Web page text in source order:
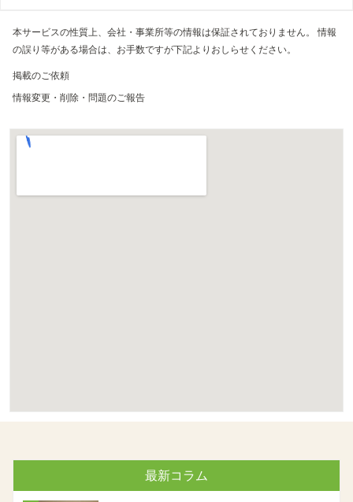
本サービスの性質上、会社・事業所等の情報は保証されておりません。 情報
の誤り等がある場合は、お手数ですが下記よりおしらせください。
掲載のご依頼
情報変更・削除・問題のご報告
最新コラム